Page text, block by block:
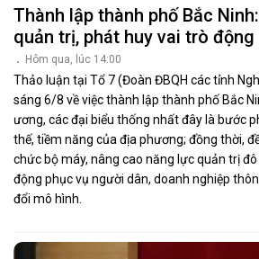
Thành lập thành phố Bắc
quản trị, phát huy vai trò
Hôm qua, lúc 14:00
Thảo luận tại Tổ 7 (Đoàn ĐBQH các tỉnh
sáng 6/8 về việc thành lập thành phố Bắc
ương, các đại biểu thống nhất đây là bước
thế, tiềm năng của địa phương; đồng thời,
chức bộ máy, nâng cao năng lực quản trị
động phục vụ người dân, doanh nghiệp
đổi mô hình.